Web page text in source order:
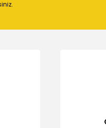
Gönder